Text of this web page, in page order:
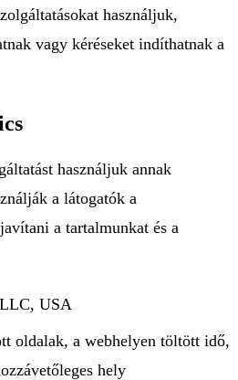
használjuk,
vagy kéréseket indíthatnak a
használjuk annak
a látogatók a
a tartalmunkat és a
USA
oldalak, a webhelyen töltött idő,
hely